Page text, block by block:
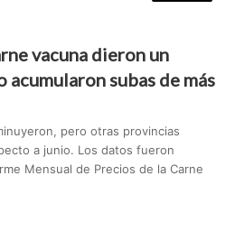
vacuna dieron un
subas de más
pero otras provincias
a junio. Los datos fueron
Mensual de Precios de la Carne